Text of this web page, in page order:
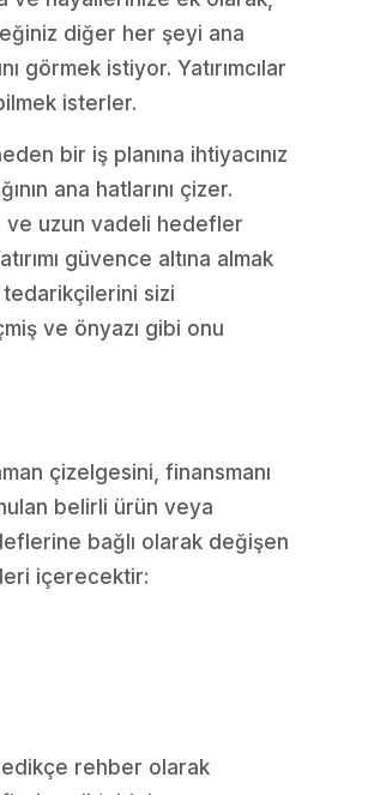
diğer her şeyi ana
görmek istiyor. Yatırımcılar
isterler.
bir iş planına ihtiyacınız
ana hatlarını çizer.
ve uzun vadeli hedefler
güvence altına almak
tedarikçilerini sizi
ve önyazı gibi onu
çizelgesini, finansmanı
belirli ürün veya
bağlı olarak değişen
içerecektir:
rehber olarak